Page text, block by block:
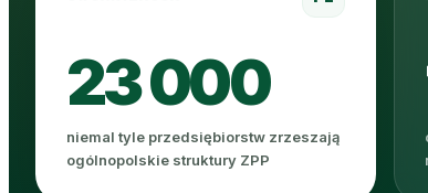
23 000
niemal tyle przedsiębiorstw zrzeszają
ogólnopolskie struktury ZPP